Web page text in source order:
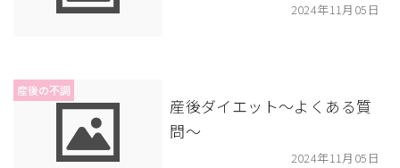
2024年11月05日
産後の不調
産後ダイエット〜よくある質
問〜
2024年11月05日